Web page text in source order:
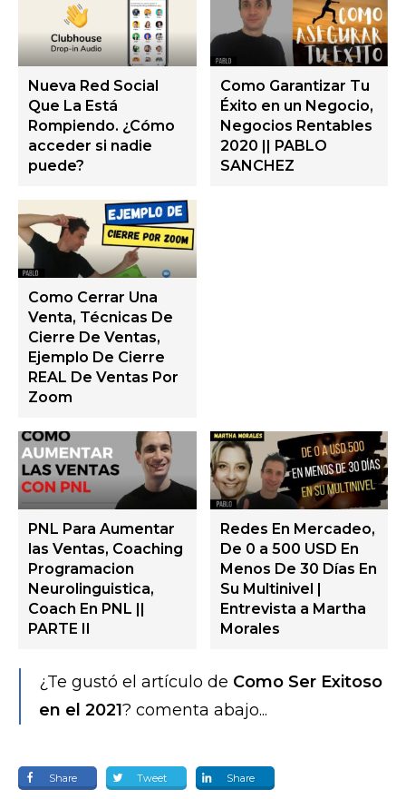
Nueva Red Social
Que La Está
Rompiendo. ¿Cómo
acceder si nadie
puede?
Como Garantizar Tu
Éxito en un Negocio,
Negocios Rentables
2020 || PABLO
SANCHEZ
Como Cerrar Una
Venta, Técnicas De
Cierre De Ventas,
Ejemplo De Cierre
REAL De Ventas Por
Zoom
PNL Para Aumentar
las Ventas, Coaching
Programacion
Neurolinguistica,
Coach En PNL ||
PARTE II
Redes En Mercadeo,
De 0 a 500 USD En
Menos De 30 Días En
Su Multinivel |
Entrevista a Martha
Morales
¿Te gustó el artículo de Como Ser Exitoso
en el 2021? comenta abajo...
Share Tweet Share